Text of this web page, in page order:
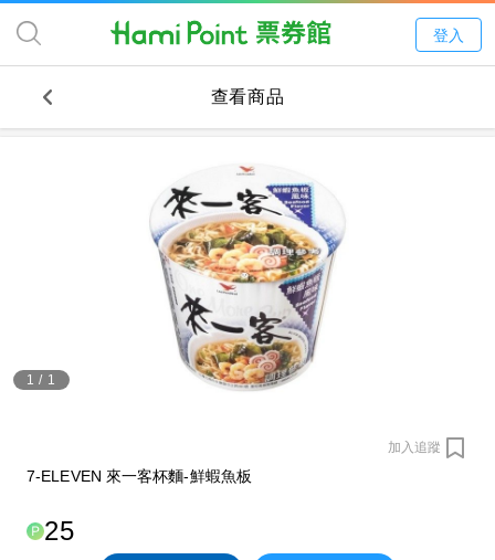
登入
查看商品
1 / 1
加入追蹤
7-ELEVEN 來一客杯麵-鮮蝦魚板
25